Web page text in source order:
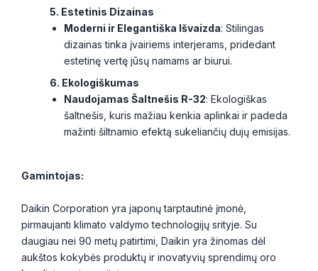
5. Estetinis Dizainas
Moderni ir Elegantiška Išvaizda: Stilingas
dizainas tinka įvairiems interjerams, pridedant
estetinę vertę jūsų namams ar biurui.
6. Ekologiškumas
Naudojamas Šaltnešis R-32: Ekologiškas
šaltnešis, kuris mažiau kenkia aplinkai ir padeda
mažinti šiltnamio efektą sukeliančių dujų emisijas.
Gamintojas:
Daikin Corporation yra japonų tarptautinė įmonė,
pirmaujanti klimato valdymo technologijų srityje. Su
daugiau nei 90 metų patirtimi, Daikin yra žinomas dėl
aukštos kokybės produktų ir inovatyvių sprendimų oro